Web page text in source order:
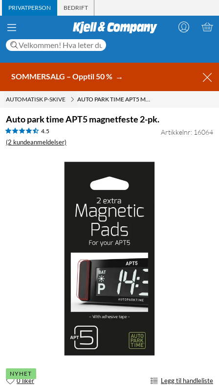
PRIVATPERSON BEDRIFT
SOMMERSALG – Opptil 50 % →
AUTOMATISK P-SKIVE AUTO PARK TIME APT5 MAGNETFESTE 2-PK.
Auto park time APT5 magnetfeste 2-pk.
4.5
(2 kundeanmeldelser)
Artikkelnr: 16064
NYHET
0 liker Legg til handleliste